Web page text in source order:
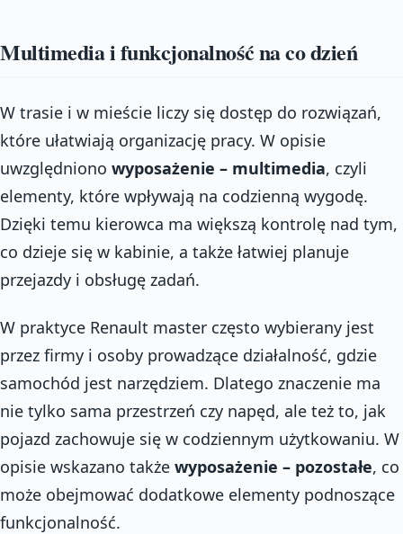
Multimedia i funkcjonalność na co dzień
W trasie i w mieście liczy się dostęp do rozwiązań,
które ułatwiają organizację pracy. W opisie
uwzględniono wyposażenie – multimedia, czyli
elementy, które wpływają na codzienną wygodę.
Dzięki temu kierowca ma większą kontrolę nad tym,
co dzieje się w kabinie, a także łatwiej planuje
przejazdy i obsługę zadań.
W praktyce Renault master często wybierany jest
przez firmy i osoby prowadzące działalność, gdzie
samochód jest narzędziem. Dlatego znaczenie ma
nie tylko sama przestrzeń czy napęd, ale też to, jak
pojazd zachowuje się w codziennym użytkowaniu. W
opisie wskazano także wyposażenie – pozostałe, co
może obejmować dodatkowe elementy podnoszące
funkcjonalność.